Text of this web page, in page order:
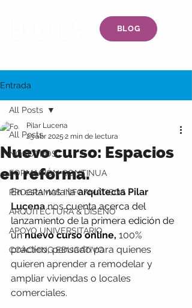
BLOG
Entrada
All Posts
NOSOTROS
FORMACIÓN CONTINUA
PROGRAMAS INFORMÁTICOS
ARQUITECTURA & DISEÑO
APOYO UNIVERSITARIO
COACHING EDUCATIVO
All Posts
Nuevo curso: Espacios
en reforma.
Pilar Lucena
23 abr 2025 2 min de lectura
En esta nota la arquitecta Pilar
Lucena nos cuenta acerca del
lanzamiento de la primera edición de
un nuevo curso online, 100%
práctico, pensado para quienes
quieren aprender a remodelar y
ampliar viviendas o locales
comerciales.